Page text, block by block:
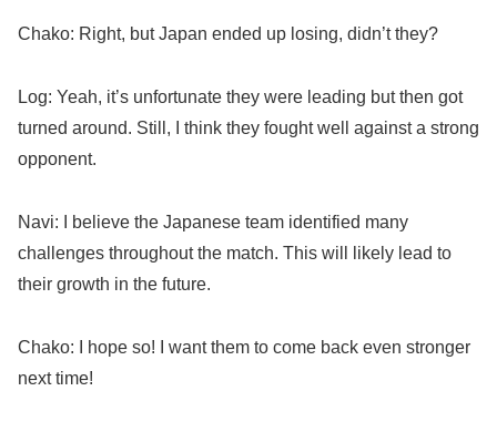
Chako: Right, but Japan ended up losing, didn’t they?
Log: Yeah, it’s unfortunate they were leading but then got
turned around. Still, I think they fought well against a strong
opponent.
Navi: I believe the Japanese team identified many
challenges throughout the match. This will likely lead to
their growth in the future.
Chako: I hope so! I want them to come back even stronger
next time!